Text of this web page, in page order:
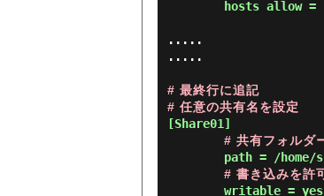
hosts allow =
.....
.....
# 最終行に追記
# 任意の共有名を設定
[Share01]
# 共有フォルダ
# 書き込みを許